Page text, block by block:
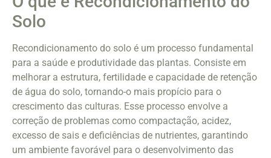
Solo
Recondicionamento do solo é um processo fundamental
para a saúde e produtividade das plantas. Consiste em
melhorar a estrutura, fertilidade e capacidade de retenção
de água do solo, tornando-o mais propício para o
crescimento das culturas. Esse processo envolve a
correção de problemas como compactação, acidez,
excesso de sais e deficiências de nutrientes, garantindo
um ambiente favorável para o desenvolvimento das